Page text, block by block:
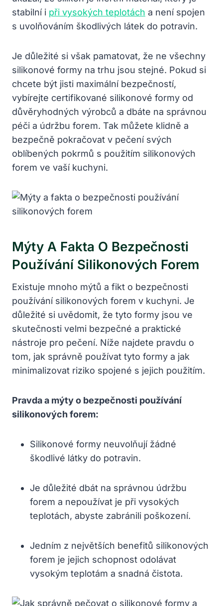
stabilní i při vysokých teplotách a není spojen
s uvolňováním škodlivých látek do potravin.
Je důležité si však pamatovat, že ne všechny
silikonové formy na trhu jsou stejné. Pokud si
chcete být jisti maximální bezpečností,
vybírejte certifikované silikonové formy od
důvěryhodných výrobců a dbáte na správnou
péči a údržbu forem. Tak můžete klidně a
bezpečně pokračovat v pečení svých
oblíbených pokrmů s použitím silikonových
forem ve vaší kuchyni.
Mýty A Fakta O Bezpečnosti
Používání Silikonových Forem
Existuje mnoho mýtů a fikt o bezpečnosti
používání silikonových forem v kuchyni. Je
důležité si uvědomit, že tyto formy jsou ve
skutečnosti velmi bezpečné a praktické
nástroje pro pečení. Níže najdete pravdu o
tom, jak správně používat tyto formy a jak
minimalizovat riziko spojené s jejich použitím.
Pravda a mýty o bezpečnosti používání
silikonových forem:
Silikonové formy neuvolňují žádné
škodlivé látky do potravin.
Je důležité dbát na správnou údržbu
forem a nepoužívat je při vysokých
teplotách, abyste zabránili poškození.
Jedním z největších benefitů silikonových
forem je jejich schopnost odolávat
vysokým teplotám a snadná čistota.